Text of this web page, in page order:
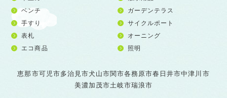
ベンチ
ガーデンテラス
手すり
サイクルポート
表札
オーニング
エコ商品
照明
恵那市可児市多治見市犬山市関市各務原市春日井市中津川市
美濃加茂市土岐市瑞浪市